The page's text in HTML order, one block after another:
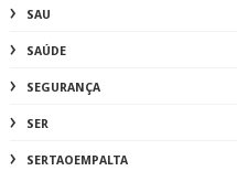
SAU
SAÚDE
SEGURANÇA
SER
SERTAOEMPALTA